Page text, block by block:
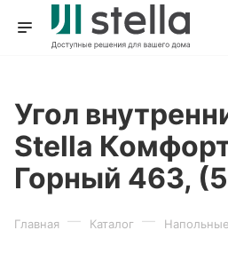
Угол
Stella
Горный 463,
Главная — Каталог —